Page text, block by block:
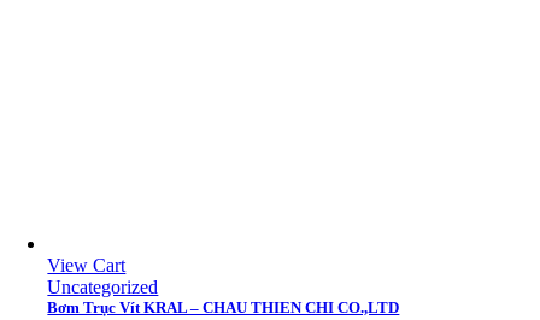
View Cart
Uncategorized
Bơm Trục Vít KRAL – CHAU THIEN CHI CO.,LTD